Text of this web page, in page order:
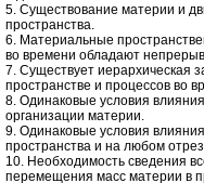
5. Существование материи и
пространства.
6. Материальные
во времени обладают
7. Существует иерархическая
пространстве и процессов во
8. Одинаковые условия
организации материи.
9. Одинаковые условия
пространства и на любом
10. Необходимость сведения
перемещения масс материи в